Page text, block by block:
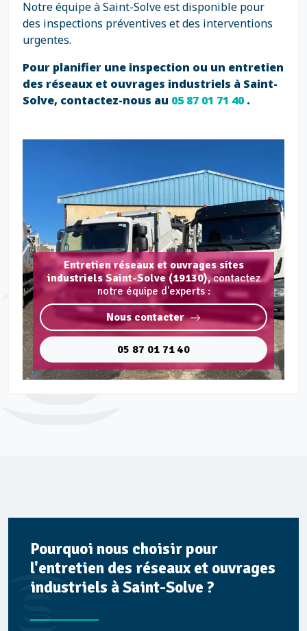
Notre équipe à Saint-Solve est disponible pour
des inspections préventives et des interventions
urgentes.
Pour planifier une inspection ou un entretien
des réseaux et ouvrages industriels à Saint-
Solve, contactez-nous au 05 87 01 71 40.
Entretien réseaux et ouvrages sites
industriels Saint-Solve (19130),contactez
notre équipe d'experts :
Nous contacter
05 87 01 71 40
Pourquoi nous choisir pour
l'entretien des réseaux et ouvrages
industriels à Saint-Solve ?